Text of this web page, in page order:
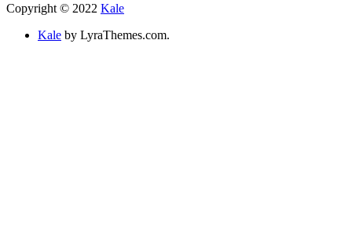
Copyright © 2022 Kale
Kale by LyraThemes.com.